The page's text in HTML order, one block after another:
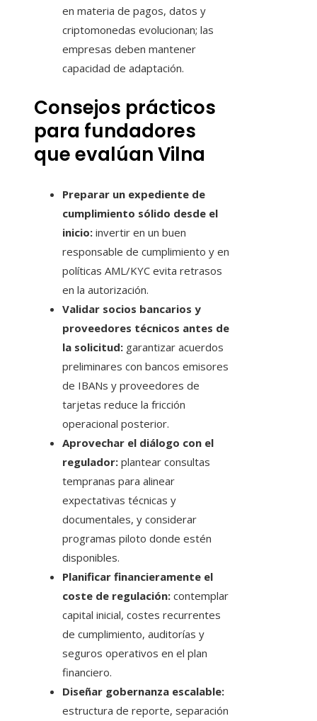
en materia de pagos, datos y
criptomonedas evolucionan; las
empresas deben mantener
capacidad de adaptación.
Consejos prácticos
para fundadores
que evalúan Vilna
Preparar un expediente de
cumplimiento sólido desde el
inicio: invertir en un buen
responsable de cumplimiento y en
políticas AML/KYC evita retrasos
en la autorización.
Validar socios bancarios y
proveedores técnicos antes de
la solicitud: garantizar acuerdos
preliminares con bancos emisores
de IBANs y proveedores de
tarjetas reduce la fricción
operacional posterior.
Aprovechar el diálogo con el
regulador: plantear consultas
tempranas para alinear
expectativas técnicas y
documentales, y considerar
programas piloto donde estén
disponibles.
Planificar financieramente el
coste de regulación: contemplar
capital inicial, costes recurrentes
de cumplimiento, auditorías y
seguros operativos en el plan
financiero.
Diseñar gobernanza escalable:
estructura de reporte, separación